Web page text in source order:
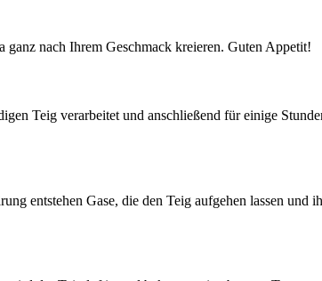
nach Ihrem Geschmack kreieren. Guten Appetit!
Teig verarbeitet und anschließend für einige
entstehen Gase, die den Teig aufgehen lassen und